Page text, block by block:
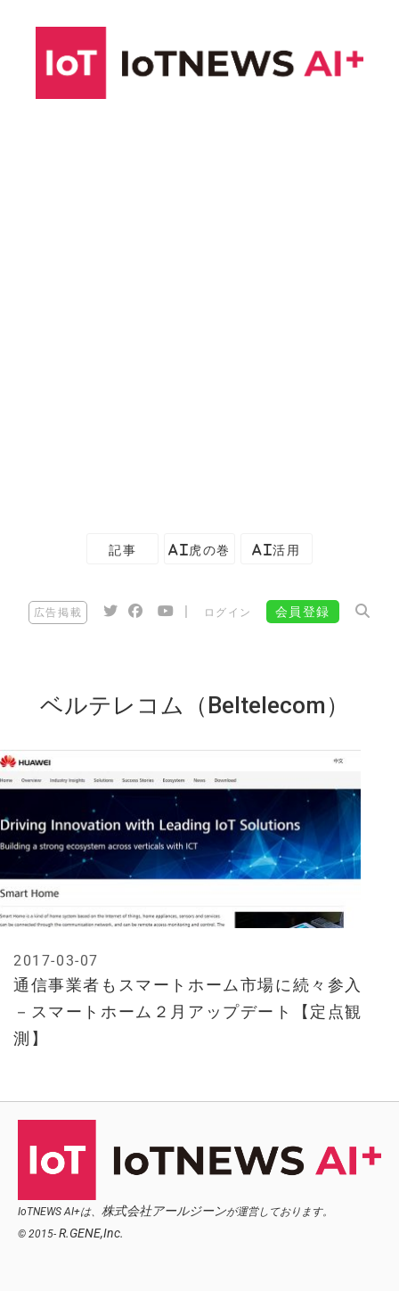
記事 AI虎の巻 AI活用
広告掲載 ログイン 会員登録
ベルテレコム（Beltelecom）
通信事業者もスマートホーム市場に続々参入
－スマートホーム２月アップデート【定点観
測】
2017-03-07
IoTNEWS AI+は、 株式会社アールジーンが運営しております。
© 2015- R.GENE,Inc.